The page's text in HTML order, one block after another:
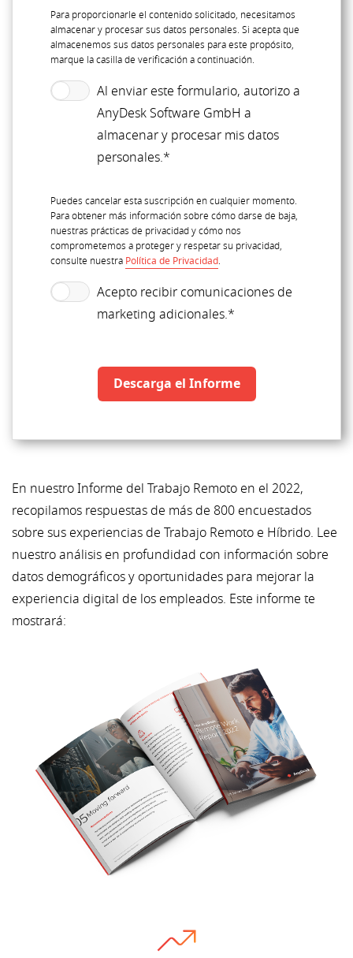
Para proporcionarle el contenido solicitado, necesitamos
almacenar y procesar sus datos personales. Si acepta que
almacenemos sus datos personales para este propósito,
marque la casilla de verificación a continuación.
Al enviar este formulario, autorizo a
AnyDesk Software GmbH a
almacenar y procesar mis datos
personales.*
Puedes cancelar esta suscripción en cualquier momento.
Para obtener más información sobre cómo darse de baja,
nuestras prácticas de privacidad y cómo nos
comprometemos a proteger y respetar su privacidad,
consulte nuestra Política de Privacidad.
Acepto recibir comunicaciones de
marketing adicionales.*
Descarga el Informe
En nuestro Informe del Trabajo Remoto en el 2022,
recopilamos respuestas de más de 800 encuestados
sobre sus experiencias de Trabajo Remoto e Híbrido. Lee
nuestro análisis en profundidad con información sobre
datos demográficos y oportunidades para mejorar la
experiencia digital de los empleados. Este informe te
mostrará: